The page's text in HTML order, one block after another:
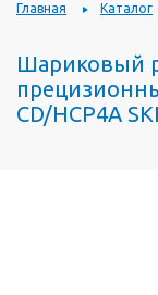
Главная Каталог
Шариковый
CD/HCP4A